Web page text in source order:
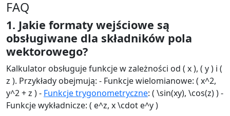
FAQ
1. Jakie formaty wejściowe są
obsługiwane dla składników pola
wektorowego?
Kalkulator obsługuje funkcje w zależności od ( x ), ( y ) i (
z ). Przykłady obejmują: - Funkcje wielomianowe: ( x^2,
y^2 + z ) - Funkcje trygonometryczne: ( \sin(xy), \cos(z) ) -
Funkcje wykładnicze: ( e^z, x \cdot e^y )